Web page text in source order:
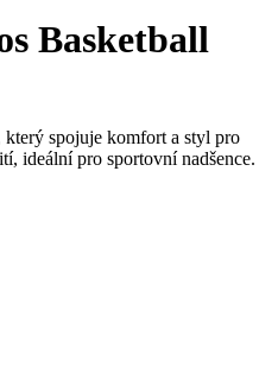
Basketball
spojuje komfort a styl pro
ideální pro sportovní nadšence.